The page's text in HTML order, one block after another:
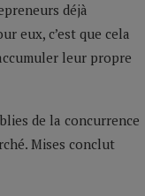
déjà
eux, c’est que cela
leur propre
de la concurrence
Mises conclut